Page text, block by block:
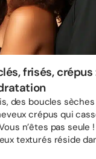
frisés, crépus
des boucles
crépus qui
n’êtes pas seule
texturés réside